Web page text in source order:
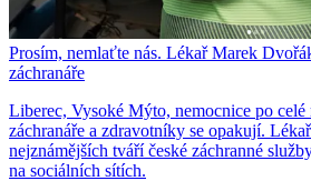
Prosím, nemlaťte nás. Lékař Marek
záchranáře
Liberec, Vysoké Mýto, nemocnice po
záchranáře a zdravotníky se opakují.
nejznámějších tváří české záchranné
na sociálních sítích.